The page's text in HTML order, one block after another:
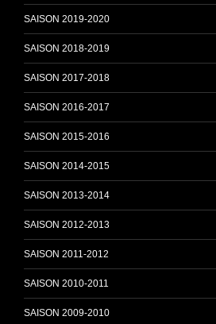
o
h
n
SAISON 2019-2020
SAISON 2018-2019
SAISON 2017-2018
SAISON 2016-2017
SAISON 2015-2016
SAISON 2014-2015
SAISON 2013-2014
SAISON 2012-2013
SAISON 2011-2012
SAISON 2010-2011
SAISON 2009-2010